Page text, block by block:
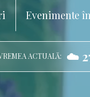
Evenimente
ACTUALĂ: ☁️